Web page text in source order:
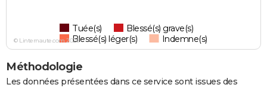
Tuée(s)
Blessé(s) grave(s)
Blessé(s) léger(s)
Indemne(s)
© Linternaute.com 2026
Méthodologie
Les données présentées dans ce service sont issues des